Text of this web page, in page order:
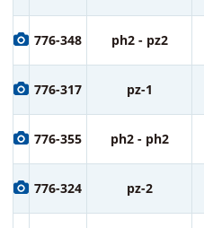
776-348 ph2 - pz2
776-317 pz-1
776-355 ph2 - ph2
776-324 pz-2